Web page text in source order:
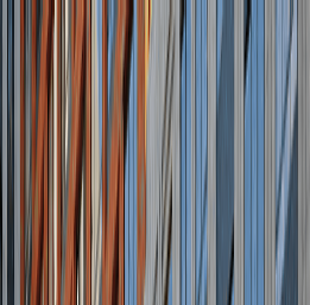
Новостройки на карте